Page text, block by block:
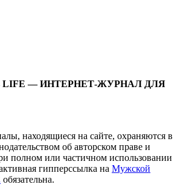
LIFE — ИНТЕРНЕТ-ЖУРНАЛ ДЛЯ
находящиеся на сайте, охраняются в
об авторском праве и
полном или частичном использовании
гипперссылка на Мужской
обязательна.